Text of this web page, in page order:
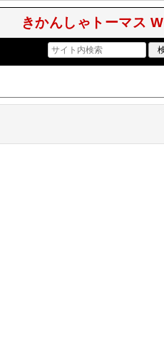
きかんしゃトーマス